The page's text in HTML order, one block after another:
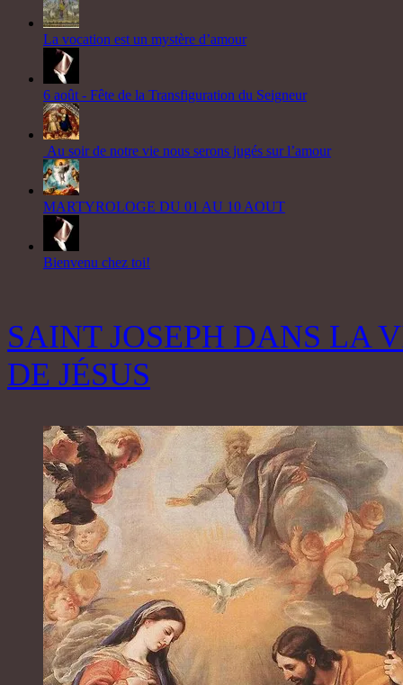
La vocation est un mystère d’amour
6 août - Fête de la Transfiguration du Seigneur
Au soir de notre vie nous serons jugés sur l’amour
MARTYROLOGE DU 01 AU 10 AOUT
Bienvenu chez toi!
SAINT JOSEPH DANS LA
DE JÉSUS